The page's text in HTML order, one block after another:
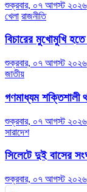
শুক্রবার, ০৭ আগস্ট ২০২৬
খেলা রাজনীতি
বিচারের মুখোমুখি
শুক্রবার, ০৭ আগস্ট ২০২৬
জাতীয়
গণমাধ্যম শক্তিশালী
শুক্রবার, ০৭ আগস্ট ২০২৬
সারাদেশ
সিলেটে দুই বাসের
শুক্রবার, ০৭ আগস্ট ২০২৬